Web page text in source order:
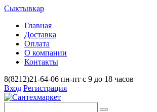
Сыктывкар
Главная
Доставка
Оплата
О компании
Контакты
8(8212)21-64-06 пн-пт с 9 до 18 часов
Вход Регистрация